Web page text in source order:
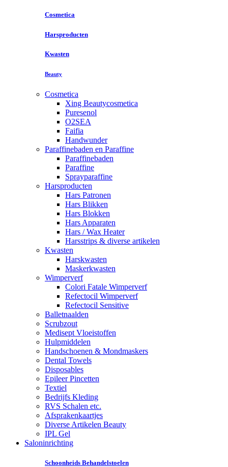
Cosmetica
Harsproducten
Kwasten
Beauty
Cosmetica
Xing Beautycosmetica
Puresenol
O2SEA
Faifia
Handwunder
Paraffinebaden en Paraffine
Paraffinebaden
Paraffine
Sprayparaffine
Harsproducten
Hars Patronen
Hars Blikken
Hars Blokken
Hars Apparaten
Hars / Wax Heater
Harsstrips & diverse artikelen
Kwasten
Harskwasten
Maskerkwasten
Wimperverf
Colori Fatale Wimperverf
Refectocil Wimperverf
Refectocil Sensitive
Balletnaalden
Scrubzout
Medisept Vloeistoffen
Hulpmiddelen
Handschoenen & Mondmaskers
Dental Towels
Disposables
Epileer Pincetten
Textiel
Bedrijfs Kleding
RVS Schalen etc.
Afsprakenkaartjes
Diverse Artikelen Beauty
IPL Gel
Saloninrichting
Schoonheids Behandelstoelen